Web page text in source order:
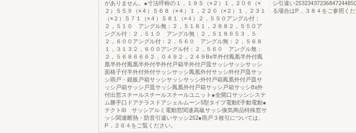
がありません。●寸法呼称の１，１９５（×２）１，２０６（×
２）５５９（×４）５６８（×４）１，２２０（×２）１，２３１
（×２）５７１（×４）５８１（×４）２，５５０アングル付：
２，５１０ アングル無：２，５１８１，２８８２，５５０ア
ングル付：２，５１０ アングル無：２，５１８６５３．５
２，６００アングル付：２，５６０ アングル無：２，５６８
１，３１３２，６００アングル付：２，５６０ アングル無：
２，５６８６６６２，０４９２，２４９Bx半外付鳳凰半外付鳳
凰半外付鳳凰半外付半外付戸箱半外付戸皿サッシサッシサッシ
面格子付半外付外付サッシサッシ鳳凰外付サッシ外付戸皿サッ
シ雨戸・鏡板戸箱サッシサッシサッシ外付戸箱鳳凰外付戸皿サ
ッシ戸箱サッシ戸皿サッシ鳳凰外付戸箱サッシ戸箱サッシBx外
付出窓スチールスチールスチールユニット●全開口サッシシステ
ム勝手口ドアテラスドアシェルムーン5型タイプ電動E手動電動●
テクトⅢ サッシアルミ電動窓関連高級サッシ換気商品特殊窓サ
ッシ関連断熱・防音引違いサッシ252●雨戸３枚引については、
P．２６４をご覧ください。
シ引違い
る場合はP．３８４をご参照くだ